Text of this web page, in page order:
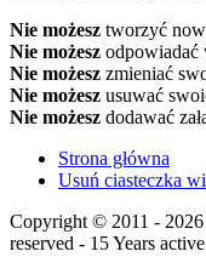
Nie możesz tworzyć
Nie możesz odpowiadać
Nie możesz zmieniać
Nie możesz usuwać
Nie możesz dodawać
Strona główna
Usuń ciasteczka
Copyright © 2011 -
reserved - 15 Years